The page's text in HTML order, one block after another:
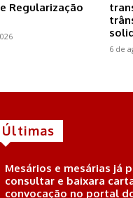
Regularização
6 de
Últimas
Mesários e mesárias já
consultar e baixara
convocação no portal